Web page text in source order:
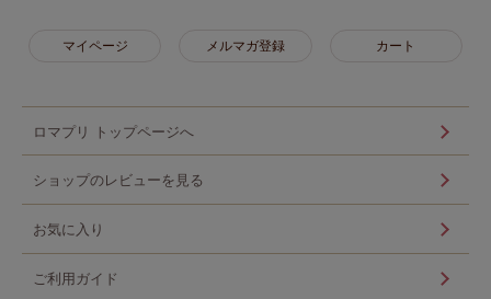
マイページ メルマガ登録 カート
ロマプリ トップページへ
ショップのレビューを見る
お気に入り
ご利用ガイド